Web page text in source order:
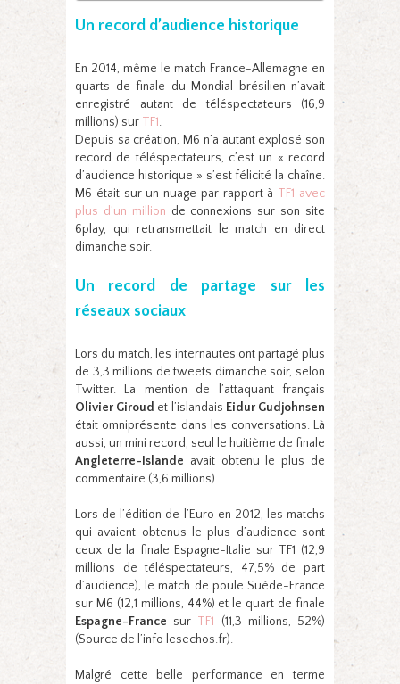
Un record d’audience historique
En 2014, même le match France-Allemagne en
quarts de finale du Mondial brésilien n’avait
enregistré autant de téléspectateurs (16,9
millions) sur TF1.
Depuis sa création, M6 n’a autant explosé son
record de téléspectateurs, c’est un « record
d’audience historique » s’est félicité la chaîne.
M6 était sur un nuage par rapport à TF1 avec
plus d’un million de connexions sur son site
6play, qui retransmettait le match en direct
dimanche soir.
Un record de partage sur les
réseaux sociaux
Lors du match, les internautes ont partagé plus
de 3,3 millions de tweets dimanche soir, selon
Twitter. La mention de l’attaquant français
Olivier Giroud et l’islandais Eidur Gudjohnsen
était omniprésente dans les conversations. Là
aussi, un mini record, seul le huitième de finale
Angleterre-Islande avait obtenu le plus de
commentaire (3,6 millions).
Lors de l’édition de l’Euro en 2012, les matchs
qui avaient obtenus le plus d’audience sont
ceux de la finale Espagne-Italie sur TF1 (12,9
millions de téléspectateurs, 47,5% de part
d’audience), le match de poule Suède-France
sur M6 (12,1 millions, 44%) et le quart de finale
Espagne-France sur TF1 (11,3 millions, 52%)
(Source de l’info lesechos.fr).
Malgré cette belle performance en terme